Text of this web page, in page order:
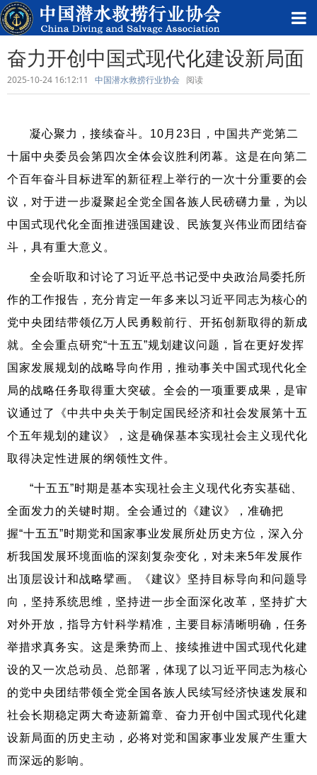
奋力开创中国式现代化建设新局面
2025-10-24 16:12:11 中国潜水救捞行业协会 阅读
凝心聚力，接续奋斗。10月23日，中国共产党第二
十届中央委员会第四次全体会议胜利闭幕。这是在向第二
个百年奋斗目标进军的新征程上举行的一次十分重要的会
议，对于进一步凝聚起全党全国各族人民磅礴力量，为以
中国式现代化全面推进强国建设、民族复兴伟业而团结奋
斗，具有重大意义。
全会听取和讨论了习近平总书记受中央政治局委托所
作的工作报告，充分肯定一年多来以习近平同志为核心的
党中央团结带领亿万人民勇毅前行、开拓创新取得的新成
就。全会重点研究“十五五”规划建议问题，旨在更好发挥
国家发展规划的战略导向作用，推动事关中国式现代化全
局的战略任务取得重大突破。全会的一项重要成果，是审
议通过了《中共中央关于制定国民经济和社会发展第十五
个五年规划的建议》，这是确保基本实现社会主义现代化
取得决定性进展的纲领性文件。
“十五五”时期是基本实现社会主义现代化夯实基础、
全面发力的关键时期。全会通过的《建议》，准确把
握“十五五”时期党和国家事业发展所处历史方位，深入分
析我国发展环境面临的深刻复杂变化，对未来5年发展作
出顶层设计和战略擘画。《建议》坚持目标导向和问题导
向，坚持系统思维，坚持进一步全面深化改革，坚持扩大
对外开放，指导方针科学精准，主要目标清晰明确，任务
举措求真务实。这是乘势而上、接续推进中国式现代化建
设的又一次总动员、总部署，体现了以习近平同志为核心
的党中央团结带领全党全国各族人民续写经济快速发展和
社会长期稳定两大奇迹新篇章、奋力开创中国式现代化建
设新局面的历史主动，必将对党和国家事业发展产生重大
而深远的影响。